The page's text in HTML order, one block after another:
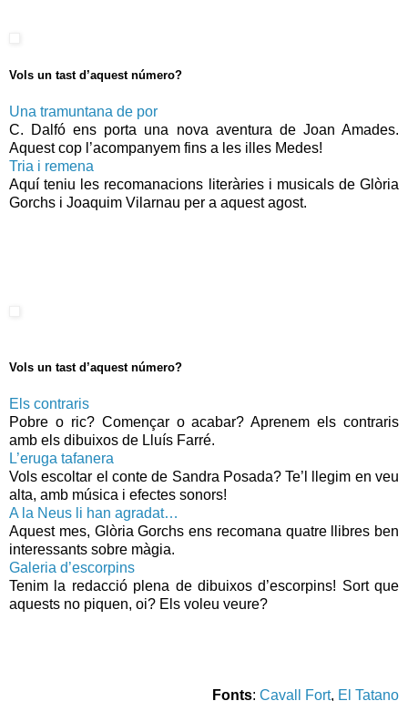
Vols un tast d’aquest número?
Una tramuntana de por
C. Dalfó ens porta una nova aventura de Joan Amades.
Aquest cop l’acompanyem fins a les illes Medes!
Tria i remena
Aquí teniu les recomanacions literàries i musicals de Glòria
Gorchs i Joaquim Vilarnau per a aquest agost.
Vols un tast d’aquest número?
Els contraris
Pobre o ric? Començar o acabar? Aprenem els contraris
amb els dibuixos de Lluís Farré.
L’eruga tafanera
Vols escoltar el conte de Sandra Posada? Te’l llegim en veu
alta, amb música i efectes sonors!
A la Neus li han agradat…
Aquest mes, Glòria Gorchs ens recomana quatre llibres ben
interessants sobre màgia.
Galeria d’escorpins
Tenim la redacció plena de dibuixos d’escorpins! Sort que
aquests no piquen, oi? Els voleu veure?
Fonts: Cavall Fort, El Tatano